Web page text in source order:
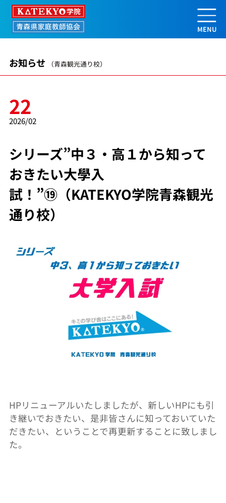
シリーズ”中３・高１から知ってお
お知らせ （青森観光通り校）
22
2026/02
シリーズ”中３・高１から知って
おきたい大學入
試！”⑲（KATEKYO学院青森観光
通り校）
HPリニューアルいたしましたが、新しいHPにも引
き継いでおきたい、是非皆さんに知っておいていた
だきたい、ということで再更新することに致しまし
た。